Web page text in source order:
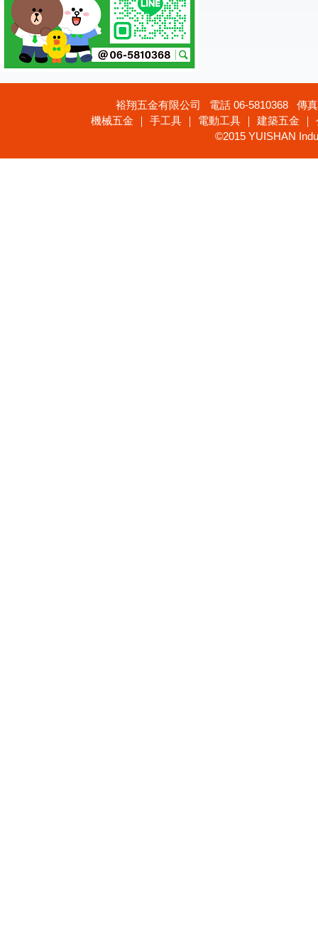
裕翔五金有限公司 電話 06-5810368 傳
機械五金 ｜ 手工具 ｜ 電動工具 ｜ 建築五金
©2015 YUISHAN